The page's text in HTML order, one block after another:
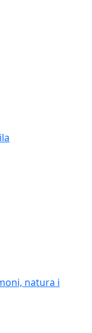
natura i